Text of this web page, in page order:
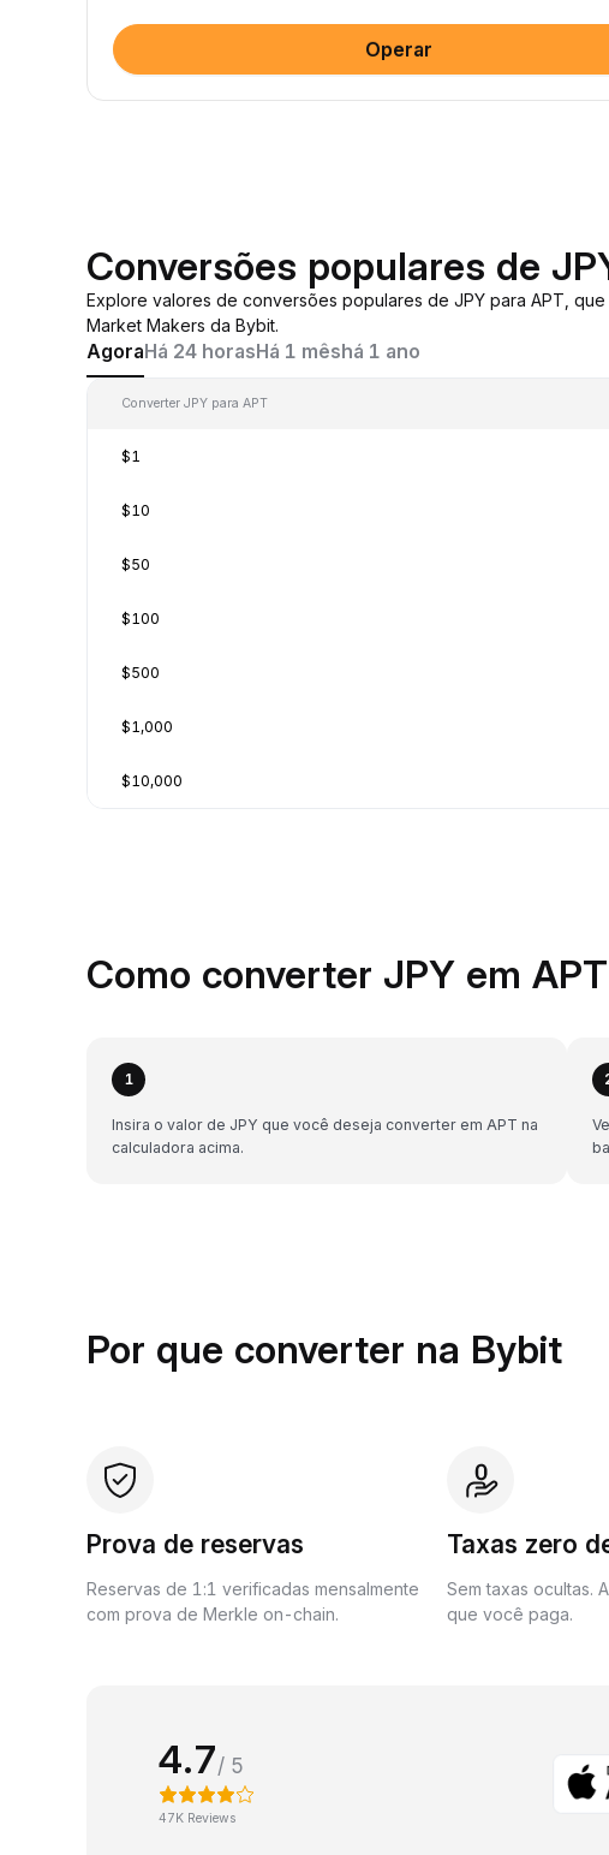
Operar
Conversões populares de
Explore valores de conversões populares de JPY para APT,
Market Makers da Bybit.
AgoraHá 24 horasHá 1 mêshá 1 ano
Converter JPY para APT
$1
$10
$50
$100
$500
$1,000
$10,000
Como converter JPY em
1
Insira o valor de JPY que você deseja converter em APT na
calculadora acima.
Por que converter na Bybit
Prova de reservas
Reservas de 1:1 verificadas mensalmente
com prova de Merkle on-chain.
Taxas zero
Sem taxas ocultas.
que você paga.
4.7/ 5
47K Reviews